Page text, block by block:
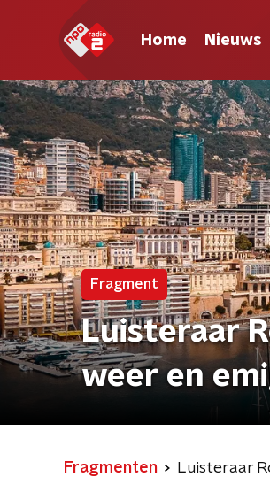
Home Nieuws
Fragment
Luisteraar
weer en
Fragmenten Luisteraar